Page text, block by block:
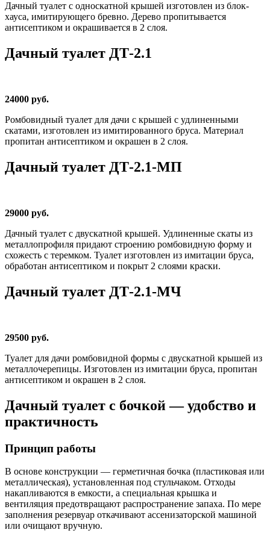
Дачный туалет с односкатной крышей изготовлен из блок-
хауса, имитирующего бревно. Дерево пропитывается
антисептиком и окрашивается в 2 слоя.
Дачный туалет ДТ-2.1
24000 руб.
Ромбовидный туалет для дачи с крышей с удлиненными
скатами, изготовлен из имитированного бруса. Материал
пропитан антисептиком и окрашен в 2 слоя.
Дачный туалет ДТ-2.1-МП
29000 руб.
Дачный туалет с двускатной крышей. Удлиненные скаты из
металлопрофиля придают строению ромбовидную форму и
схожесть с теремком. Туалет изготовлен из имитации бруса,
обработан антисептиком и покрыт 2 слоями краски.
Дачный туалет ДТ-2.1-МЧ
29500 руб.
Туалет для дачи ромбовидной формы с двускатной крышей из
металлочерепицы. Изготовлен из имитации бруса, пропитан
антисептиком и окрашен в 2 слоя.
Дачный туалет с бочкой — удобство и
практичность
Принцип работы
В основе конструкции — герметичная бочка (пластиковая или
металлическая), установленная под стульчаком. Отходы
накапливаются в емкости, а специальная крышка и
вентиляция предотвращают распространение запаха. По мере
заполнения резервуар откачивают ассенизаторской машиной
или очищают вручную.